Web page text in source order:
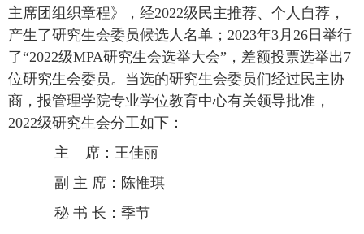
主席团组织章程》，经2022级民主推荐、个人自荐，
产生了研究生会委员候选人名单； 2023年3月 26 日举行
了“2022级MPA研究生会选举大会”，差额投票选举出7
位研究生会委员。当选的研究生会委员们经过民主协
商，报管理学院专业学位教育中心有关领导批准，
2022级研究生会分工如下：
主
席：王佳丽
副 主 席：陈惟琪
秘 书 长：季节